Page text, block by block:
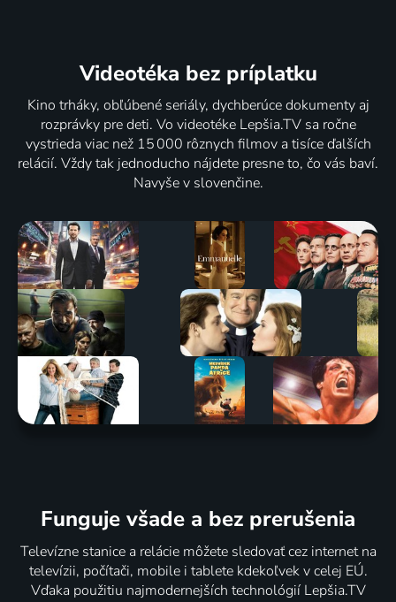
Videotéka bez príplatku
Kino trháky, obľúbené seriály, dychberúce dokumenty aj
rozprávky pre deti. Vo videotéke Lepšia.TV sa ročne
vystrieda viac než 15 000 rôznych filmov a tisíce ďalších
relácií. Vždy tak jednoducho nájdete presne to, čo vás baví.
Navyše v slovenčine.
Funguje všade a bez prerušenia
Televízne stanice a relácie môžete sledovať cez internet na
televízii, počítači, mobile i tablete kdekoľvek v celej EÚ.
Vďaka použitiu najmodernejších technológií Lepšia.TV